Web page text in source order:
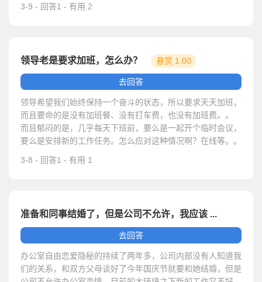
3-9 - 回答1 - 有用 2
领导老是要求加班，怎么办？
悬赏 1.00
元
去回答
领导希望我们始终保持一个奋斗的状态，所以要求天天加班，
而且要命的是没有加班餐、没有打车费，也没有加班费。。
而且郁闷的是，几乎每天下班前，要么是一起开个临时会议，
要么是安排新的工作任务。怎么应对这种情况啊？在线等。。
3-8 - 回答1 - 有用 1
准备和同事结婚了，但是公司不允许，我应该 ...
去回答
办公室自由恋爱隐秘的持续了两年多，公司内部没有人知道我
们的关系，和双方父母谈好了今年国庆节就要和她结婚，但是